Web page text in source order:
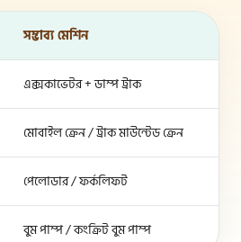
সম্ভাব্য মেশিন
এক্সকাভেটর + ডাম্প ট্রাক
মোবাইল ক্রেন / ট্রাক মাউন্টেড ক্রেন
পেলোডার / ফর্কলিফট
বুম পাম্প / কংক্রিট বুম পাম্প